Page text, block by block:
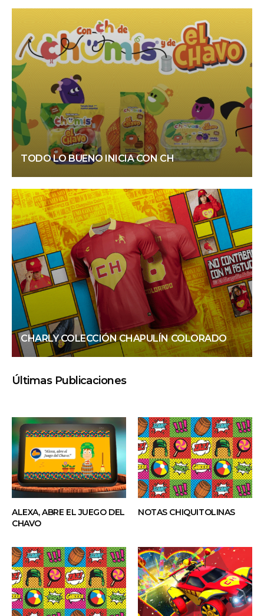
TODO LO BUENO INICIA CON CH
CHARLY COLECCIÓN CHAPULÍN COLORADO
ALEXA, ABRE EL JUEGO DEL
CHAVO
NOTAS CHIQUITOLINAS